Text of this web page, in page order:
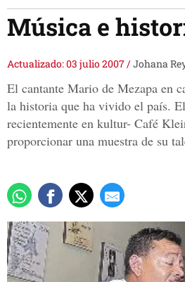
Música e
Actualizado: 03 julio 2007/Johana
El cantante Mario de Mezapa en
la historia que ha vivido el país.
recientemente en kultur- Café
proporcionar una muestra de su